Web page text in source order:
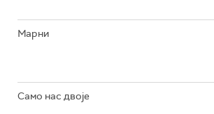
Марни
Само нас двоје